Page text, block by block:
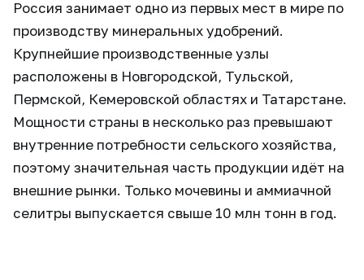
Россия занимает одно из первых мест в мире по
производству минеральных удобрений.
Крупнейшие производственные узлы
расположены в Новгородской, Тульской,
Пермской, Кемеровской областях и Татарстане.
Мощности страны в несколько раз превышают
внутренние потребности сельского хозяйства,
поэтому значительная часть продукции идёт на
внешние рынки. Только мочевины и аммиачной
селитры выпускается свыше 10 млн тонн в год.